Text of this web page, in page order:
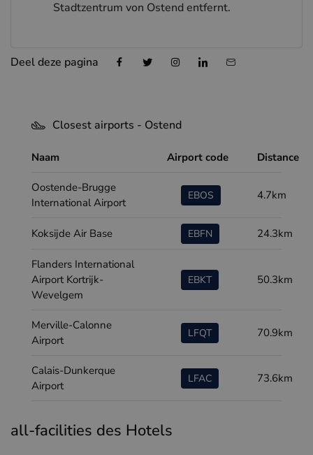
Stadtzentrum von Ostend entfernt.
Deel deze pagina
Closest airports - Ostend
Naam Airport code Distance
Oostende-Brugge
International Airport
EBOS 4.7km
Koksijde Air Base EBFN 24.3km
Flanders International
Airport Kortrijk-
Wevelgem
EBKT 50.3km
Merville-Calonne
Airport
LFQT 70.9km
Calais-Dunkerque
Airport
LFAC 73.6km
all-facilities des Hotels